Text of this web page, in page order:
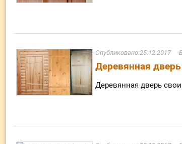
25.12.2017
Деревянная
Деревянная дверь